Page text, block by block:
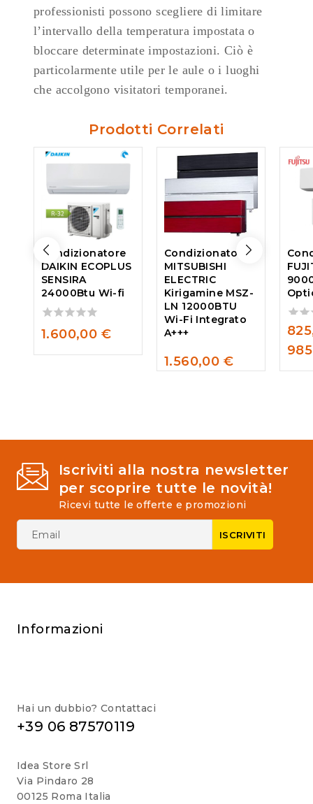
professionisti possono scegliere di limitare
l’intervallo della temperatura impostata o
bloccare determinate impostazioni. Ciò è
particolarmente utile per le aule o i luoghi
che accolgono visitatori temporanei.
Prodotti Correlati
Condizionatore
DAIKIN ECOPLUS
SENSIRA
24000Btu Wi-fi
0
of
1.600,00 €
Condizionatore
MITSUBISHI
ELECTRIC
Kirigamine MSZ-
LN 12000BTU
Wi-Fi Integrato
A+++
0
1.560,00 €
0
out
of
5
Iscriviti alla nostra newsletter
per scoprire tutte le novità!
Ricevi tutte le offerte e promozioni
Informazioni
Hai un dubbio? Contattaci
+39 06 87570119
Idea Store Srl
Via Pindaro 28
00125 Roma Italia